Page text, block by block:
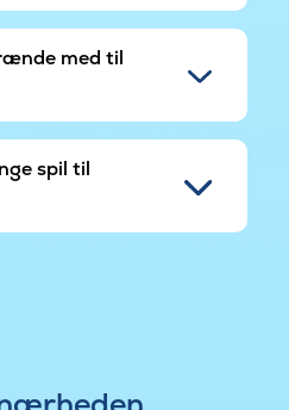
med til
spil til